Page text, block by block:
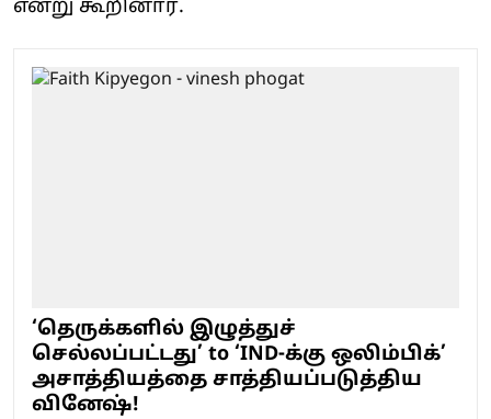
என்று கூறினார்.
‘தெருக்களில் இழுத்துச்
செல்லப்பட்டது’ to ‘IND-க்கு ஒலிம்பிக்’
அசாத்தியத்தை சாத்தியப்படுத்திய
வினேஷ்!